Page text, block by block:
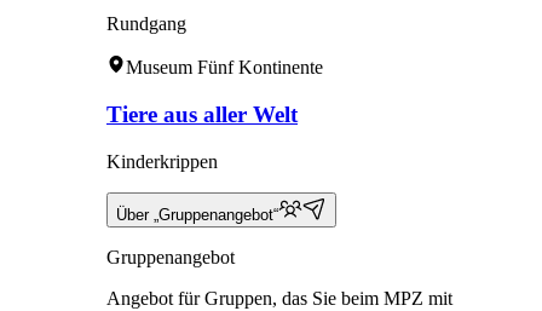
Rundgang
Museum Fünf Kontinente
Tiere aus aller Welt
Kinderkrippen
Über „Gruppenangebot“
Gruppenangebot
Angebot für Gruppen, das Sie beim MPZ mit